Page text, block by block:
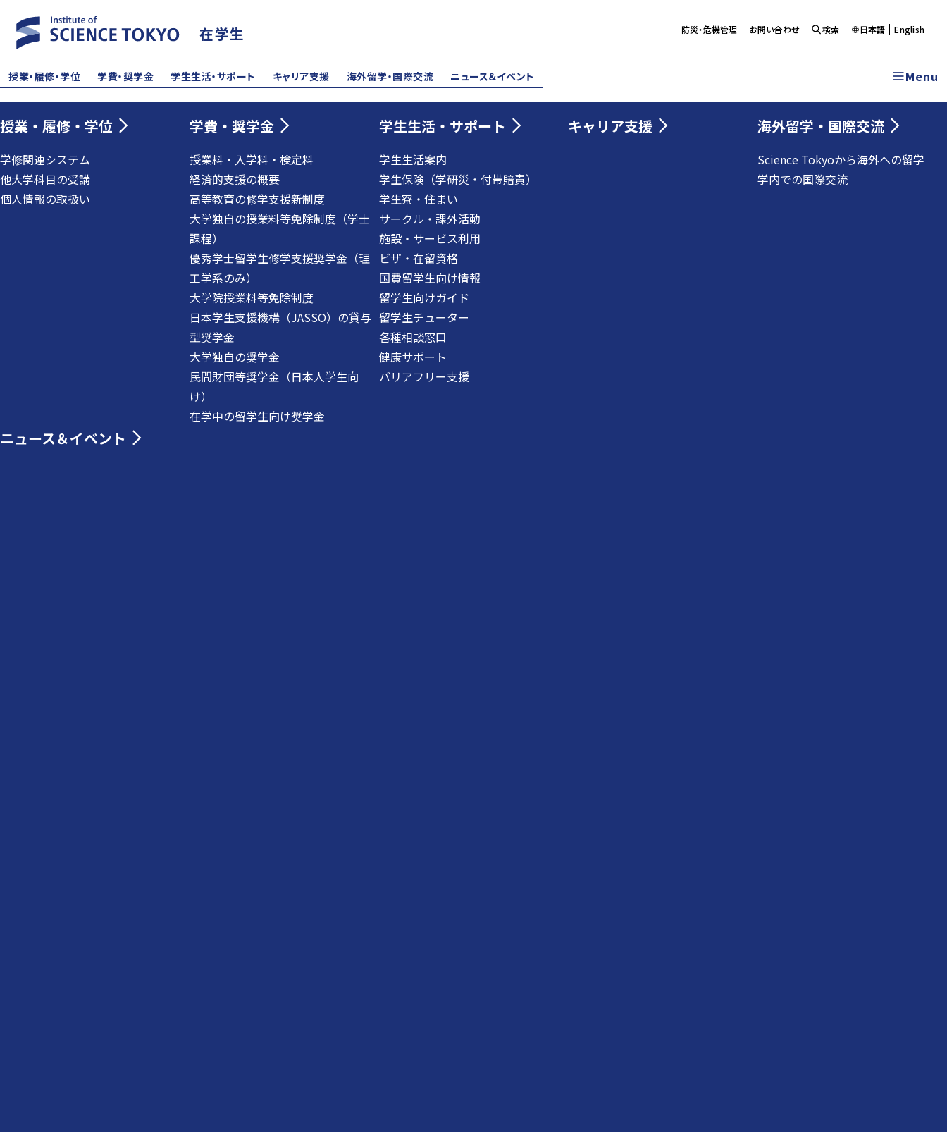
在学生
授業・履修・学位 学費・奨学金 学生生活・サポート キャリア支援 海外留学・国際交流 ニュース＆イベント Menu
授業・履修・学位
学修関連システム
他大学科目の受講
個人情報の取扱い
学費・奨学金
授業料・入学料・検定料
経済的支援の概要
高等教育の修学支援新制度
大学独自の授業料等免除制度（学士
課程）
優秀学士留学生修学支援奨学金（理
工学系のみ）
大学院授業料等免除制度
日本学生支援機構（JASSO）の貸与
型奨学金
大学独自の奨学金
民間財団等奨学金（日本人学生向
け）
在学中の留学生向け奨学金
学生生活・サポート
学生生活案内
学生保険（学研災・付帯賠責）
学生寮・住まい
サークル・課外活動
施設・サービス利用
ビザ・在留資格
国費留学生向け情報
留学生向けガイド
留学生チューター
各種相談窓口
健康サポート
バリアフリー支援
キャリア支援 海外留学・国際交流
Science Tokyoから海外への留学
学内での国際交流
ニュース＆イベント
防災・危機管理 お問い合わせ 検索 日本語 English